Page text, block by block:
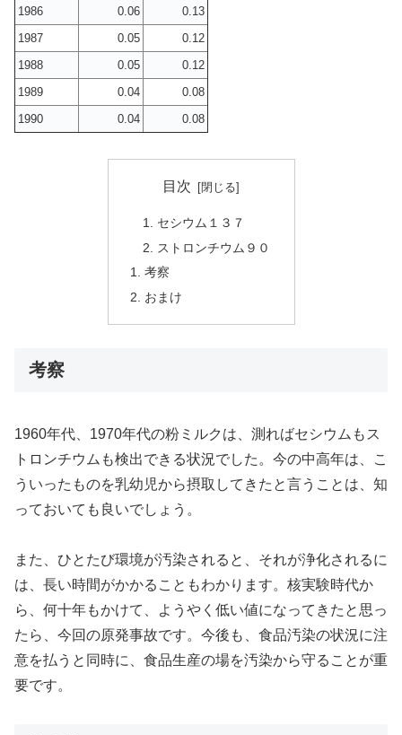
1986 0.06
0.13
1987
0.05
0.12
1988
0.05
0.12
1989
0.04
0.08
1990
0.04 0.08
目次
セシウム１３７
ストロンチウム９０
考察
おまけ
考察
1960年代、1970年代の粉ミルクは、測ればセシウムもス
トロンチウムも検出できる状況でした。今の中高年は、こ
ういったものを乳幼児から摂取してきたと言うことは、知
っておいても良いでしょう。
また、ひとたび環境が汚染されると、それが浄化されるに
は、長い時間がかかることもわかります。核実験時代か
ら、何十年もかけて、ようやく低い値になってきたと思っ
たら、今回の原発事故です。今後も、食品汚染の状況に注
意を払うと同時に、食品生産の場を汚染から守ることが重
要です。